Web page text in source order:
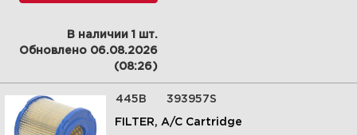
9 Головка цилиндра, клапаны
295442-0113-E9
В наличии 1 шт.
Обновлено 06.08.2026
(08:26)
445B 393957S
FILTER, A/C Cartridge